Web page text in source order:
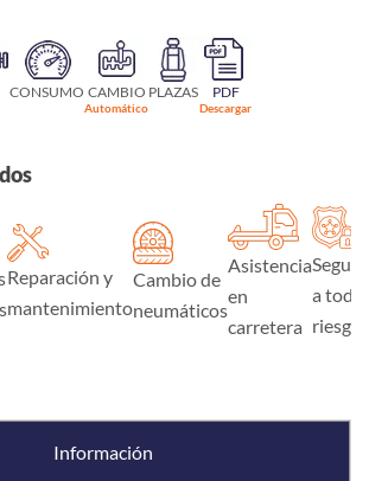
CONSUMO CAMBIO
Automático
PLAZAS PDF
Descargar
Reparación y
mantenimiento
Cambio de
neumáticos
Asistencia
en
carretera
Seguro
a todo
riesgo
Información